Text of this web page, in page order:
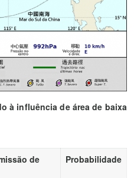
à influência de área de baixa
de
Probabilidade